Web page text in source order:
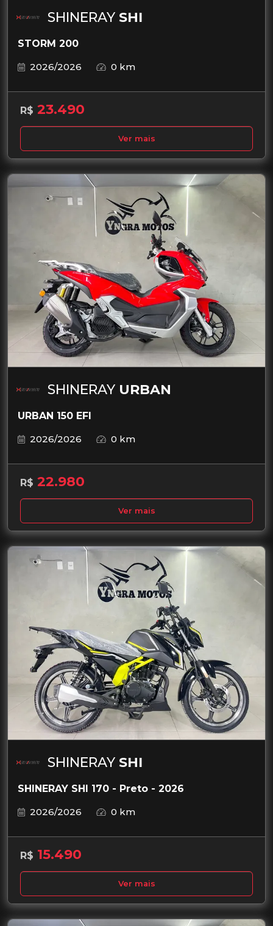
SHINERAY SHI
STORM 200
2026/2026
0 km
R$ 23.490
Ver mais
SHINERAY URBAN
URBAN 150 EFI
2026/2026
0 km
R$ 22.980
Ver mais
SHINERAY SHI
SHINERAY SHI 170 - Preto - 2026
2026/2026
0 km
R$ 15.490
Ver mais